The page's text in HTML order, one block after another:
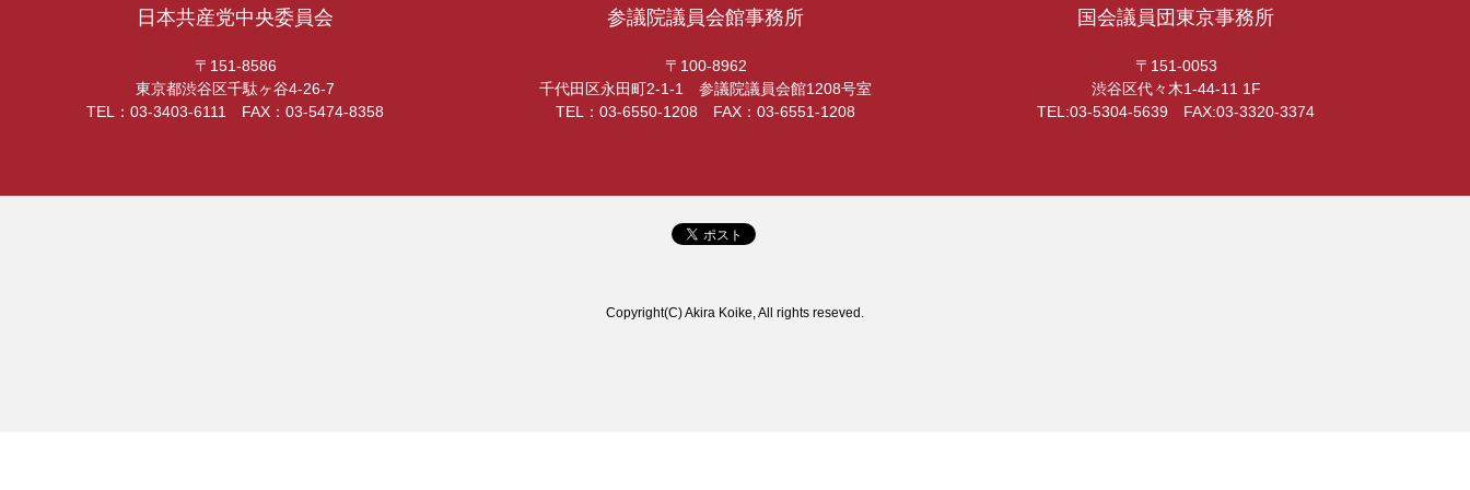
日本共産党中央委員会
〒151-8586
東京都渋谷区千駄ヶ谷4-26-7
TEL：03-3403-6111 FAX：03-5474-8358
参議院議員会館事務所
〒100-8962
千代田区永田町2-1-1 参議院議員会館1208号室
TEL：03-6550-1208 FAX：03-6551-1208
国会議員団東京事務所
〒151-0053
渋谷区代々木1-44-11 1F
TEL:03-5304-5639 FAX:03-3320-3374
Copyright(C) Akira Koike, All rights reseved.